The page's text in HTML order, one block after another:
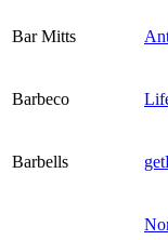
Bar Mitts
Barbeco
Barbells